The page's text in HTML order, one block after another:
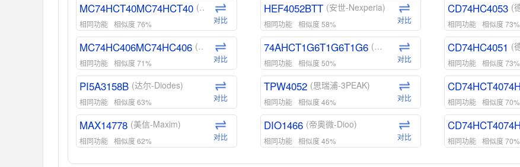
MC74HCT40MC74HCT40 (安森美-ON)
相同功能 相似度 76% 对比
MC74HC406MC74HC406 (安森美-ON)
相同功能 相似度 71% 对比
PI5A3158B (达尔-Diodes)
相同功能 相似度 63% 对比
MAX14778 (美信-Maxim)
相同功能 相似度 62% 对比
ADG1439 (亚德诺-ADI)
HEF4052BTT (安世-Nexperia)
相同功能 相似度 58% 对比
74AHCT1G6T1G6T1G6 (安世-Nexperia)
相同功能 相似度 50% 对比
TPW4052 (思瑞浦-3PEAK)
相同功能 相似度 46% 对比
DIO1466 (帝奥微-Dioo)
相同功能 相似度 45% 对比
DIO1159 (帝奥微-Dioo)
CD74HC4053 (
相同功能 相似度 73%
CD74HC4051 (
相同功能 相似度 73%
相同功能 相似度 70%
相同功能 相似度 70%